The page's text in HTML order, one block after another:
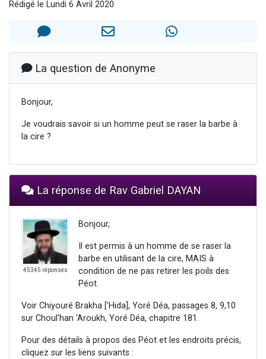
30 personnes viennent de faire un don pour Sauvez la jambe de Yohan
12 nouvelles musiques dans Torah-Box Music
29 personnes viennent de demander une bénédiction
Rédigé le Lundi 6 Avril 2020
La question de Anonyme
Bonjour,
Je voudrais savoir si un homme peut se raser la barbe à
la cire ?
La réponse de Rav Gabriel DAYAN
45345 réponses
Bonjour,
Il est permis à un homme de se raser la
barbe en utilisant de la cire, MAIS à
condition de ne pas retirer les poils des
Péot.
Voir Chiyouré Brakha ['Hida], Yoré Déa, passages 8, 9,10
sur Choul'han 'Aroukh, Yoré Déa, chapitre 181.
Pour des détails à propos des Péot et les endroits précis,
cliquez sur les liens suivants :